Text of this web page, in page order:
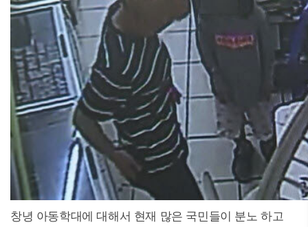
창녕 아동학대에 대해서 현재 많은 국민들이 분노 하고